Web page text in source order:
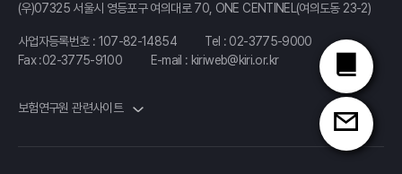
시장 평가와
노후소득보장
강화 방안
(우)07325 서울시 영등포구 여의대로 70, ONE CENTINEL(여의도동 23-2)
사업자등록번호 : 107-82-14854 Tel : 02-3775-9000
Fax :02-3775-9100
E-mail : kiriweb@kiri.or.kr
보험연구원 관련사이트